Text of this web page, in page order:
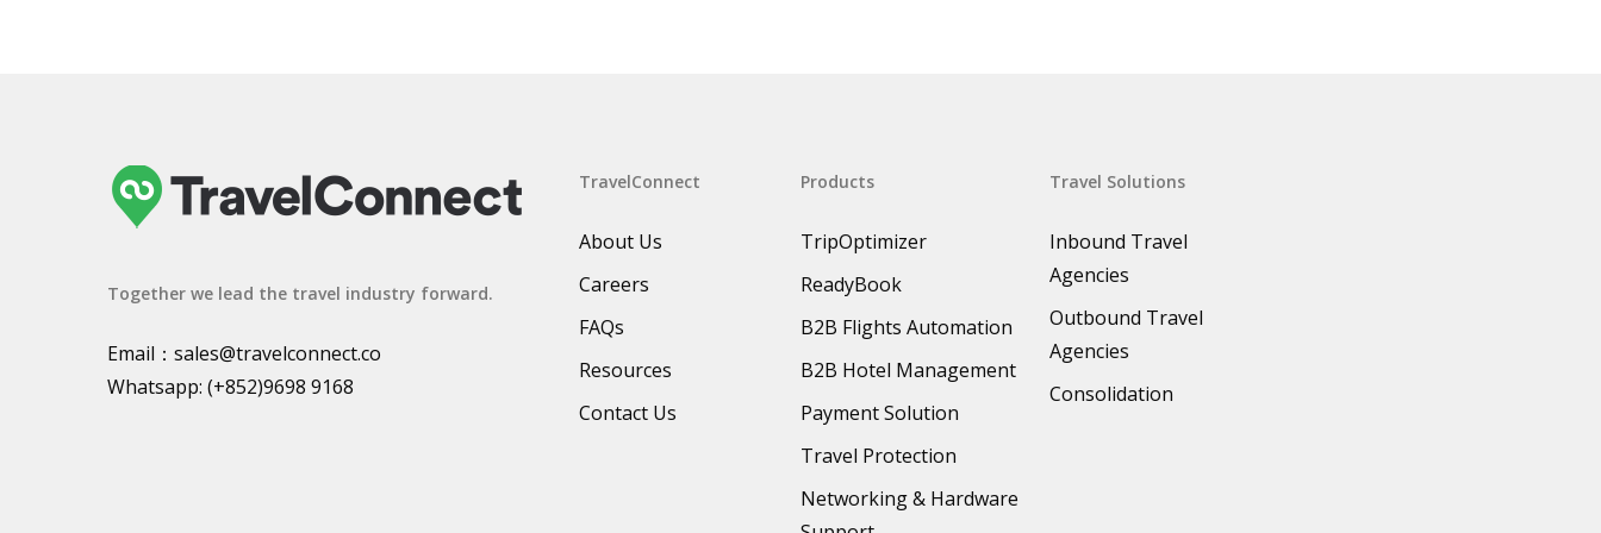
Together we lead the travel industry forward.
Email： sales@travelconnect.co
Whatsapp: (+852)9698 9168
TravelConnect
About Us
Careers
FAQs
Resources
Contact Us
Products
TripOptimizer
ReadyBook
B2B Flights Automation
B2B Hotel Management
Payment Solution
Travel Protection
Networking & Hardware
Travel Solutions
Inbound Travel
Agencies
Outbound Travel
Agencies
Consolidation